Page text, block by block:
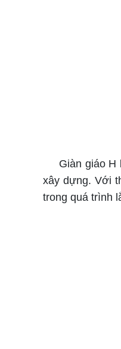
Giàn giáo H
xây dựng. Với
trong quá trình